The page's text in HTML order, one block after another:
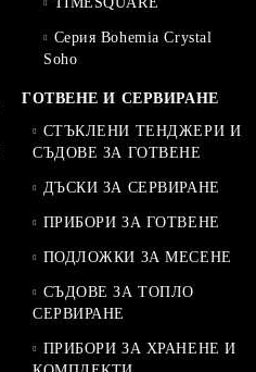
Серия Bohemia Crystal
Soho
ГОТВЕНЕ И СЕРВИРАНЕ
СТЪКЛЕНИ ТЕНДЖЕРИ И
СЪДОВЕ ЗА ГОТВЕНЕ
ДЪСКИ ЗА СЕРВИРАНЕ
ПРИБОРИ ЗА ГОТВЕНЕ
ПОДЛОЖКИ ЗА МЕСЕНЕ
СЪДОВЕ ЗА ТОПЛО
СЕРВИРАНЕ
ПРИБОРИ ЗА ХРАНЕНЕ И